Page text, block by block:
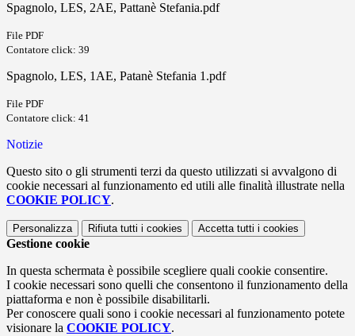
Spagnolo, LES, 2AE, Pattanè Stefania.pdf
File PDF
Contatore click: 39
Spagnolo, LES, 1AE, Patanè Stefania 1.pdf
File PDF
Contatore click: 41
Notizie
Questo sito o gli strumenti terzi da questo utilizzati si avvalgono di
cookie necessari al funzionamento ed utili alle finalità illustrate nella
COOKIE POLICY.
Personalizza Rifiuta tutti i cookies Accetta tutti i cookies
Gestione cookie
In questa schermata è possibile scegliere quali cookie consentire.
I cookie necessari sono quelli che consentono il funzionamento della
piattaforma e non è possibile disabilitarli.
Per conoscere quali sono i cookie necessari al funzionamento potete
visionare la COOKIE POLICY.